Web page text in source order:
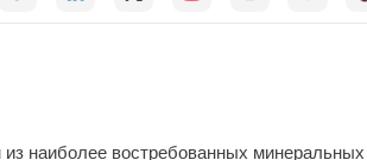
наиболее востребованных минеральных